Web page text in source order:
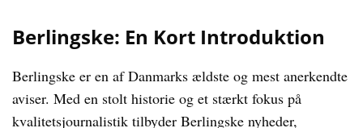
Berlingske: En Kort Introduktion
Berlingske er en af Danmarks ældste og mest anerkendte
aviser. Med en stolt historie og et stærkt fokus på
kvalitetsjournalistik tilbyder Berlingske nyheder,